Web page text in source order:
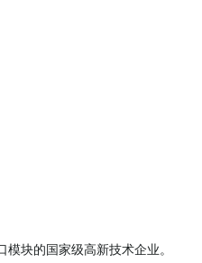
块的国家级高新技术企业。